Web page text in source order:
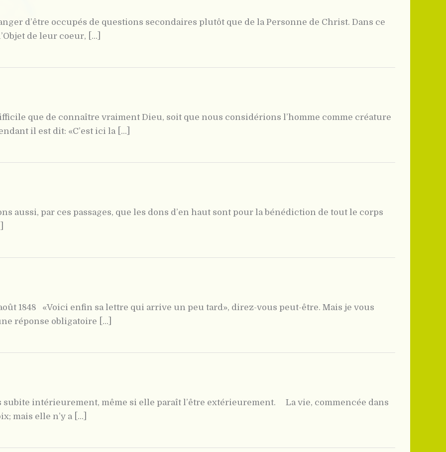
d’être occupés de questions secondaires plutôt que de la Personne de Christ. Dans ce
de leur coeur, [...]
que de connaître vraiment Dieu, soit que nous considérions l’homme comme créature
il est dit: «C’est ici la [...]
aussi, par ces passages, que les dons d’en haut sont pour la bénédiction de tout le corps
1848 «Voici enfin sa lettre qui arrive un peu tard», direz-vous peut-être. Mais je vous
réponse obligatoire [...]
subite intérieurement, même si elle paraît l’être extérieurement. La vie, commencée dans
mais elle n’y a [...]